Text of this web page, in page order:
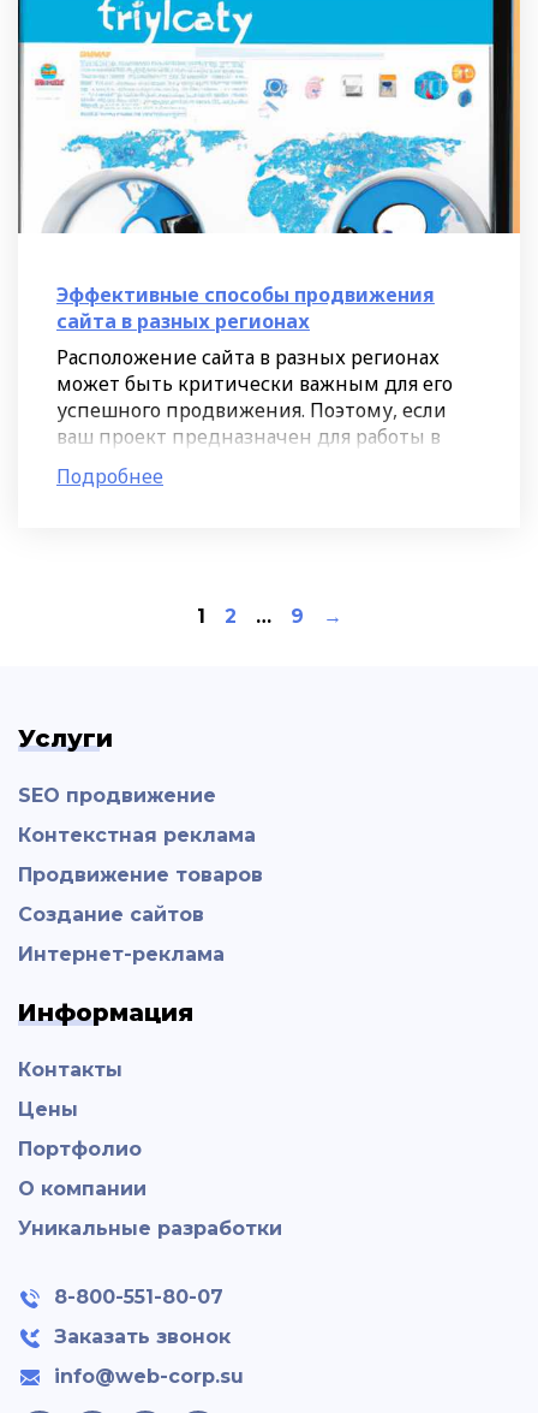
Эффективные способы продвижения
сайта в разных регионах
Расположение сайта в разных регионах
может быть критически важным для его
успешного продвижения. Поэтому, если
ваш проект предназначен для работы в
нескольких городах или даже странах,
желательно создать разные
Подробнее
1 2 … 9 →
Услуги
SEO продвижение
Контекстная реклама
Продвижение товаров
Создание сайтов
Интернет-реклама
Информация
Контакты
Цены
Портфолио
О компании
Уникальные разработки
8-800-551-80-07
Заказать звонок
info@web-corp.su